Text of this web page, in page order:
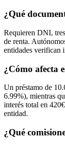
¿Qué
Requieren DNI,
de renta.
entidades verifican
¿Cómo afecta
Un préstamo de
6.99%), mientras
interés total en
entidad.
¿Qué